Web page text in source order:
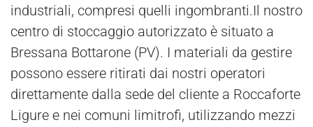
industriali, compresi quelli ingombranti.Il nostro
centro di stoccaggio autorizzato è situato a
Bressana Bottarone (PV). I materiali da gestire
possono essere ritirati dai nostri operatori
direttamente dalla sede del cliente a Roccaforte
Ligure e nei comuni limitrofi, utilizzando mezzi